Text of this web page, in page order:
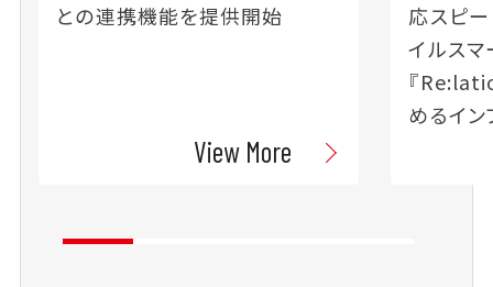
との連携機能を提供開始
View More
応スピー
イルスマ
『
めるイ